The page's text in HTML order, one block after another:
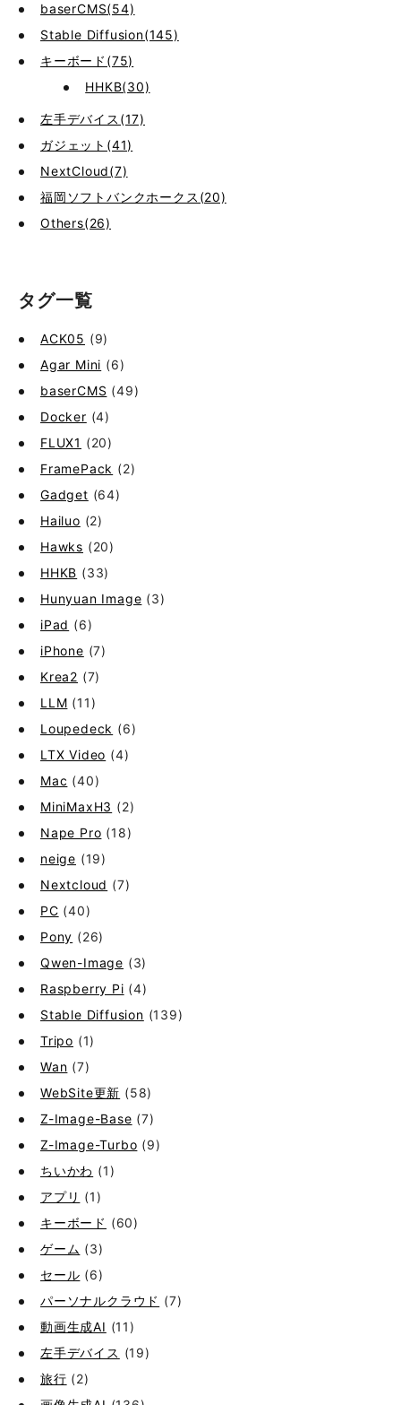
baserCMS(54)
Stable Diffusion(145)
キーボード(75)
HHKB(30)
左手デバイス(17)
ガジェット(41)
NextCloud(7)
福岡ソフトバンクホークス(20)
Others(26)
タグ一覧
ACK05 (9)
Agar Mini (6)
baserCMS (49)
Docker (4)
FLUX1 (20)
FramePack (2)
Gadget (64)
Hailuo (2)
Hawks (20)
HHKB (33)
Hunyuan Image (3)
iPad (6)
iPhone (7)
Krea2 (7)
LLM (11)
Loupedeck (6)
LTX Video (4)
Mac (40)
MiniMaxH3 (2)
Nape Pro (18)
neige (19)
Nextcloud (7)
PC (40)
Pony (26)
Qwen-Image (3)
Raspberry Pi (4)
Stable Diffusion (139)
Tripo (1)
Wan (7)
WebSite更新 (58)
Z-Image-Base (7)
Z-Image-Turbo (9)
ちいかわ (1)
アプリ (1)
キーボード (60)
ゲーム (3)
セール (6)
パーソナルクラウド (7)
動画生成AI (11)
左手デバイス (19)
旅行 (2)